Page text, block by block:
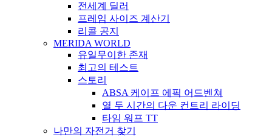
전세계 딜러
프레임 사이즈 계산기
리콜 공지
MERIDA WORLD
유일무이한 존재
최고의 테스트
스토리
ABSA 케이프 에픽 어드벤쳐
열 두 시간의 다운 컨트리 라이딩
타임 워프 TT
나만의 자전거 찾기